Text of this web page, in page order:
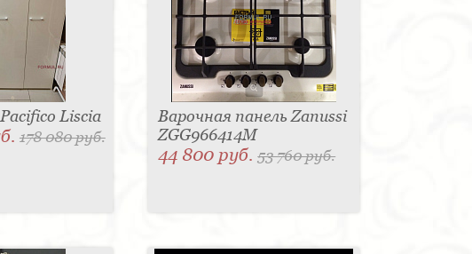
Liscia
178 080 руб.
Варочная панель Zanussi
ZGG966414M
44 800 руб.53 760 руб.